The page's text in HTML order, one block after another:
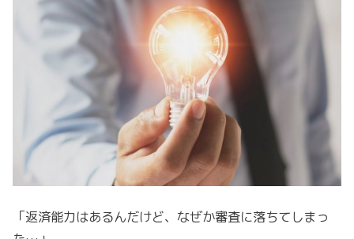
「返済能力はあるんだけど、なぜか審査に落ちてしまっ